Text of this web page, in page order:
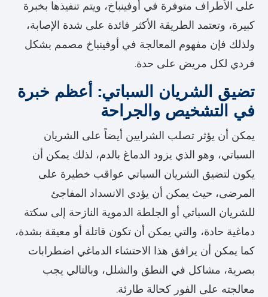
على الأطراف متوفرة في أوفينباخ، ويتم تنفيذها بخبرة
كبيرة، وتعتمد الطريقة الأكثر فائدة على شدة الإصابة،
ولذلك فإن مفهوم المعالجة في أوفينباخ مصمم بشكل
فردي لكل مريض على حدة.
تضيق الشريان السباتي: أعظم خبرة
في التشخيص والجراحة
يمكن أن يؤثر تصلب الشرايين أيضاً على الشريان
السباتي، وهو الذي يزود الدماغ بالدم، لذلك يمكن أن
يكون لتضيق الشريان السباتي عواقب خطيرة على
المرضى، حيث يمكن أن يؤدي الانسداد المفاجئ
للشريان السباتي أو الجلطة الدموية النازحة إلى سكتة
دماغية حادة، والتي يمكن أن تكون قاتلة أو معيقة بشدة،
كما يمكن أن يرافق هذا الاحتشاء الدماغي اضطرابات
بصرية، مشاكل في النطق والشلل، وبالتالي يجب
معالجته على الفور كحالة طارئة.